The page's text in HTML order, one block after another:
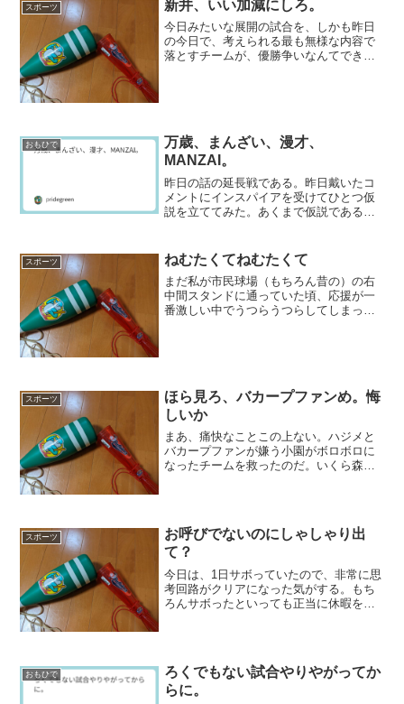
スポーツ 新井、いい加減にしろ。
今日みたいな展開の試合を、しかも昨日
の今日で、考えられる最も無様な内容で
落とすチームが、優勝争いなんてできよ
おもひで
万歳、まんざい、漫才、
MANZAI。
昨日の話の延長戦である。昨日戴いたコ
メントにインスパイアを受けてひとつ仮
説を立ててみた。あくまで仮説であるの
い道を歩んでいるようなものだ。まあ、
雑談の延長ということでお...
スポーツ ねむたくてねむたくて
まだ私が市民球場（もちろん昔の）の右
中間スタンドに通っていた頃、応援が一
番激しい中でうつらうつらしてしまった
スポーツ
ほら見ろ、バカープファンめ。悔
しいか
まあ、痛快なことこの上ない。ハジメと
バカープファンが嫌う小園がボロボロに
なったチームを救ったのだ。いくら森下
で、ひと振りで試合の流れを...
スポーツ
お呼びでないのにしゃしゃり出
て？
今日は、1日サボっていたので、非常に思
考回路がクリアになった気がする。もち
ろんサボったといっても正当に休暇を行
おもひで
ろくでもない試合やりやがってか
らに。